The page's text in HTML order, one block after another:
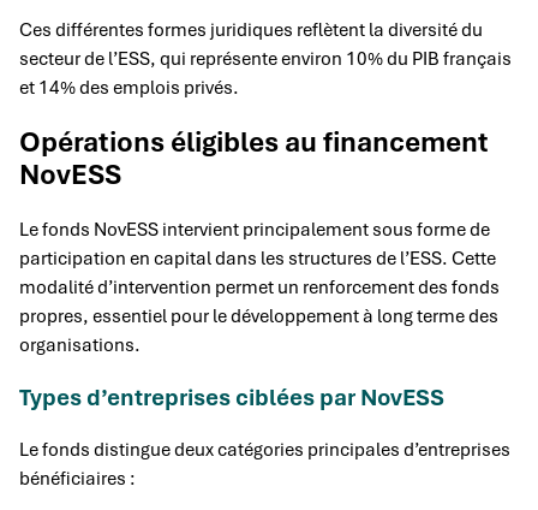
Ces différentes formes juridiques reflètent la diversité du
secteur de l’ESS, qui représente environ 10% du PIB français
et 14% des emplois privés.
Opérations éligibles au financement
NovESS
Le fonds NovESS intervient principalement sous forme de
participation en capital dans les structures de l’ESS. Cette
modalité d’intervention permet un renforcement des fonds
propres, essentiel pour le développement à long terme des
organisations.
Types d’entreprises ciblées par NovESS
Le fonds distingue deux catégories principales d’entreprises
bénéficiaires :